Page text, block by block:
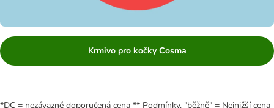
Krmivo pro kočky Cosma
*DC = nezávazně doporučená cena ** Podmínky. "běžně" = Nejnižší cena